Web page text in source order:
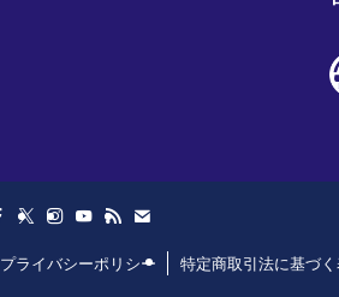
プライバシーポリシー 特定商取引法に基づ